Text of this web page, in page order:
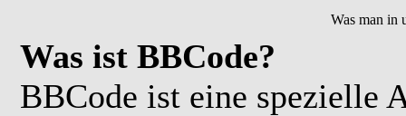
Was man in
Was ist BBCode?
BBCode ist eine spezielle